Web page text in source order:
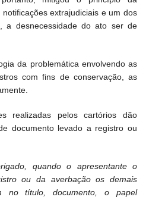
extrajudiciais e um dos
a desnecessidade do ato ser de
da problemática envolvendo as
com fins de conservação, as
realizadas pelos cartórios dão
documento levado a registro ou
quando o apresentante o
ou da averbação os demais
no título, documento, o papel